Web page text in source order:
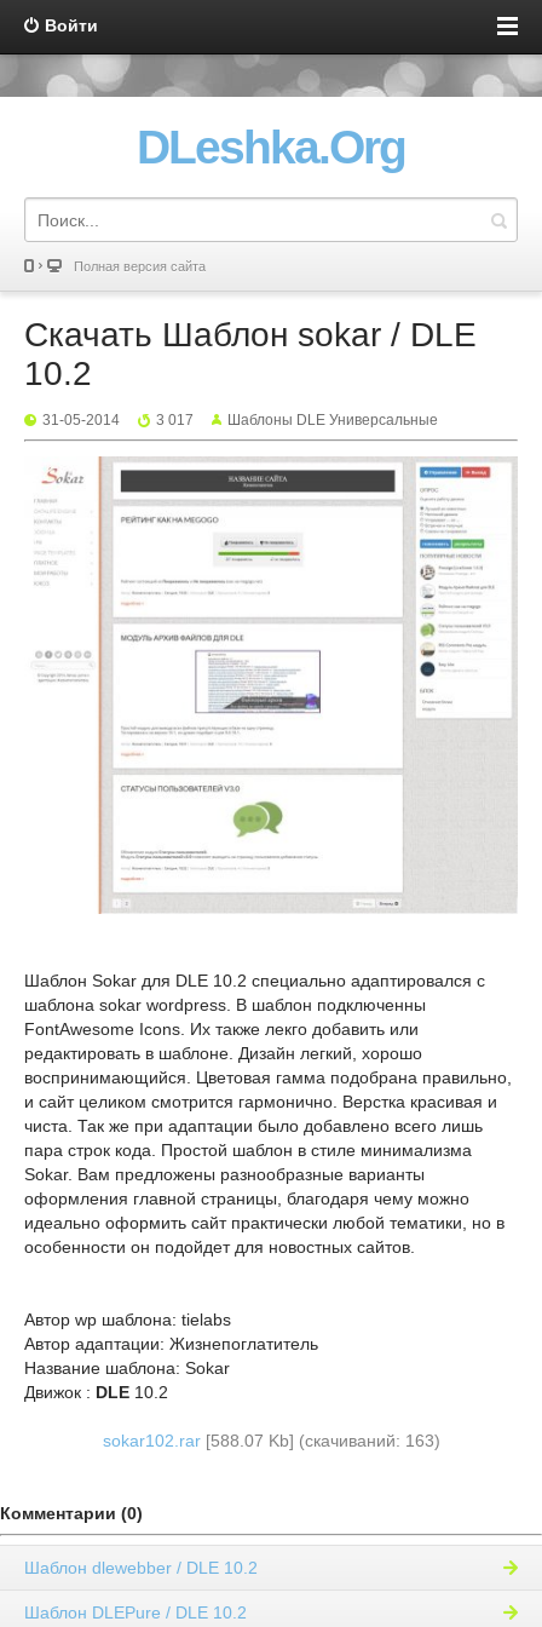
Войти
DLeshka.Org
Полная версия сайта
Скачать Шаблон sokar / DLE
10.2
31-05-2014 3 017 Шаблоны DLE Универсальные
Шаблон Sokar для DLE 10.2 специально адаптировался с
шаблона sokar wordpress. В шаблон подключенны
FontAwesome Icons. Их также лекго добавить или
редактировать в шаблоне. Дизайн легкий, хорошо
воспринимающийся. Цветовая гамма подобрана правильно,
и сайт целиком смотрится гармонично. Верстка красивая и
чиста. Так же при адаптации было добавлено всего лишь
пара строк кода. Простой шаблон в стиле минимализма
Sokar. Вам предложены разнообразные варианты
оформления главной страницы, благодаря чему можно
идеально оформить сайт практически любой тематики, но в
особенности он подойдет для новостных сайтов.
Автор wp шаблона: tielabs
Автор адаптации: Жизнепоглатитель
Название шаблона: Sokar
Движок : DLE 10.2
sokar102.rar[588.07 Kb] (cкачиваний: 163)
Комментарии (0)
Шаблон dlewebber / DLE 10.2
Шаблон DLEPure / DLE 10.2